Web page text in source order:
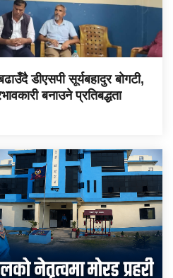
डीएसपी सूर्यबहादुर बोगटी,
बनाउने प्रतिबद्धता